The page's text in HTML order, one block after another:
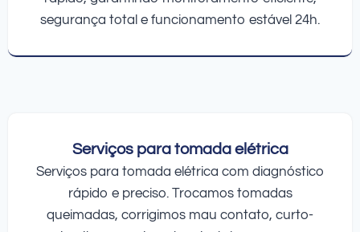
segurança total e funcionamento estável 24h.
Serviços para tomada elétrica
Serviços para tomada elétrica com diagnóstico
rápido e preciso. Trocamos tomadas
queimadas, corrigimos mau contato, curto-